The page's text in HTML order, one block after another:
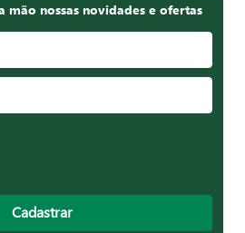
mão nossas novidades e ofertas
Cadastrar